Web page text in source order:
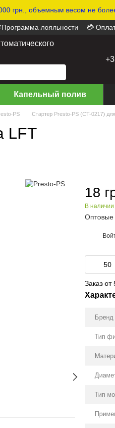
грн., объемным весом не более
лояльности
💳
Капельный полив
PS Стартер Presto-PS (CT-0217)
LFT
18
В наличии
Оптовые
Заказ от
Бренд
Тип
Тип